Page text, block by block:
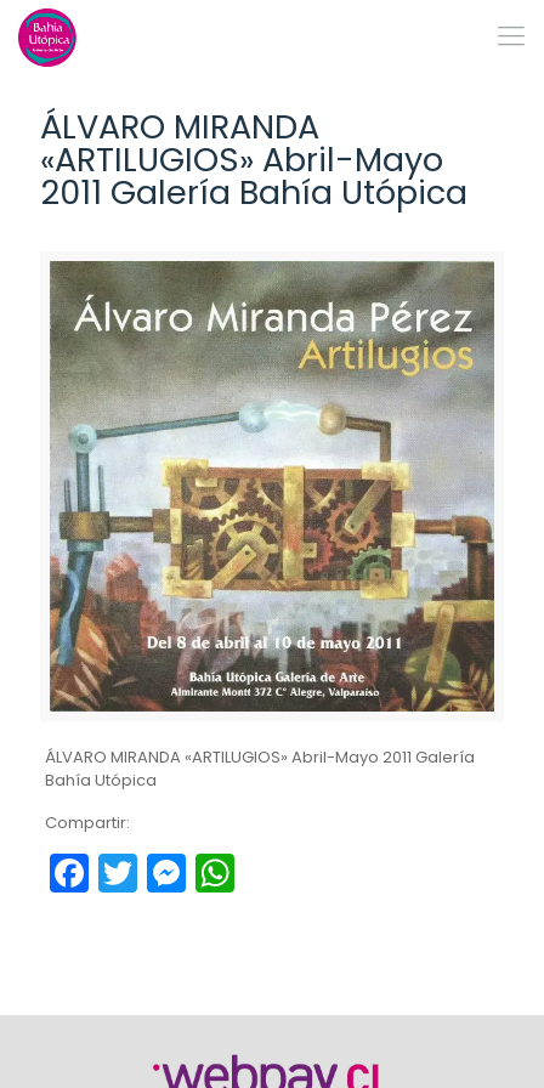
ÁLVARO MIRANDA
«ARTILUGIOS» Abril-Mayo
2011 Galería Bahía Utópica
ÁLVARO MIRANDA «ARTILUGIOS» Abril-Mayo 2011 Galería
Bahía Utópica
Compartir:
Facebook
TwitterMessenger
WhatsApp